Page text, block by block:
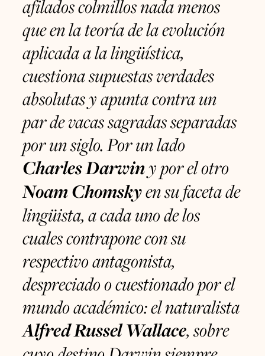
afilados colmillos nada menos
que en la teoría de la evolución
aplicada a la lingüística,
cuestiona supuestas verdades
absolutas y apunta contra un
par de vacas sagradas separadas
por un siglo. Por un lado
Charles Darwiny por el otro
Noam Chomskyen su faceta de
lingüista, a cada uno de los
cuales contrapone con su
respectivo antagonista,
despreciado o cuestionado por el
mundo académico: el naturalista
Alfred Russel Wallace, sobre